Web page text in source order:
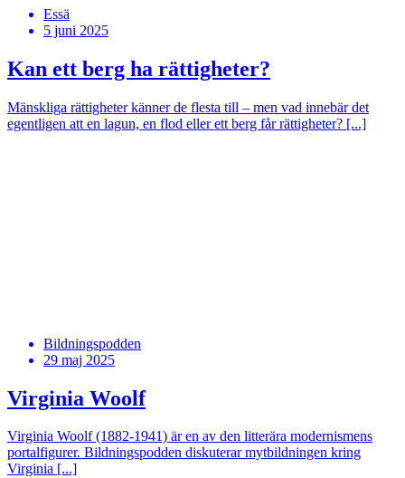
Essä
5 juni 2025
Kan ett berg ha rättigheter?
Mänskliga rättigheter känner de flesta till – men vad innebär det
egentligen att en lagun, en flod eller ett berg får rättigheter? [...]
Bildningspodden
29 maj 2025
Virginia Woolf
Virginia Woolf (1882-1941) är en av den litterära modernismens
portalfigurer. Bildningspodden diskuterar mytbildningen kring
Virginia [...]